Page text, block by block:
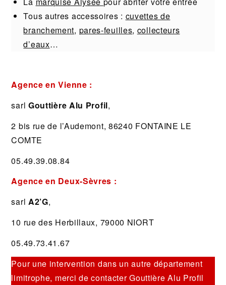
Tous autres accessoires : cuvettes de
branchement, pares-feuilles, collecteurs
d’eaux…
Agence en Vienne :
sarl Gouttière Alu Profil,
2 bis rue de l’Audemont, 86240 FONTAINE LE
COMTE
05.49.39.08.84
Agence en Deux-Sèvres :
sarl A2’G,
10 rue des Herbillaux, 79000 NIORT
05.49.73.41.67
Pour une intervention dans un autre département
limitrophe, merci de contacter Gouttière Alu Profil